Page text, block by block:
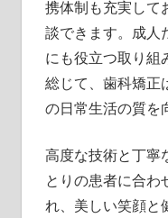
携体制も充実して
談できます。成人
にも役立つ取り組
総じて、歯科矯正
の日常生活の質を
高度な技術と丁寧
とりの患者に合わ
れ、美しい笑顔と